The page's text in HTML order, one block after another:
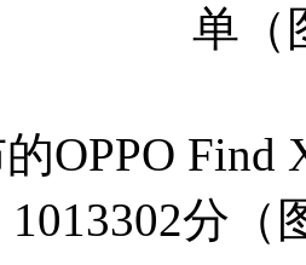
单（
OPPO Find
1013302分（